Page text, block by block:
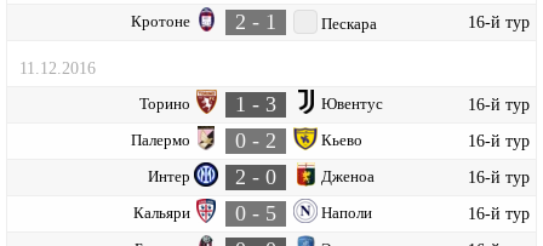
Кротоне 2 - 1 Пескара 16-й тур
11.12.2016
Торино 1 - 3 Ювентус 16-й тур
Палермо 0 - 2 Кьево 16-й тур
Интер 2 - 0 Дженоа 16-й тур
Кальяри 0 - 5 Наполи 16-й тур